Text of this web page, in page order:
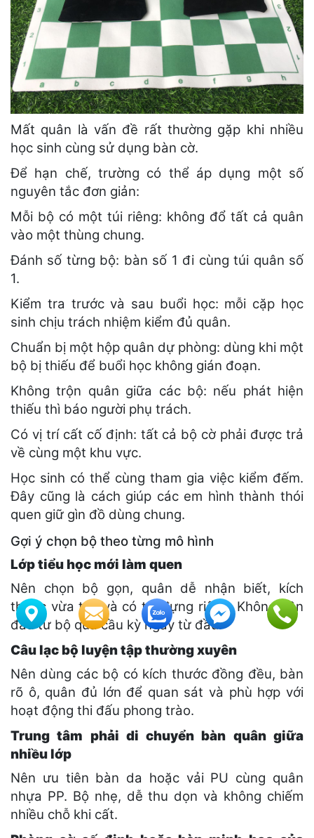
Mất quân là vấn đề rất thường gặp khi nhiều
học sinh cùng sử dụng bàn cờ.
Để hạn chế, trường có thể áp dụng một số
nguyên tắc đơn giản:
Mỗi bộ có một túi riêng: không đổ tất cả quân
vào một thùng chung.
Đánh số từng bộ: bàn số 1 đi cùng túi quân số
1.
Kiểm tra trước và sau buổi học: mỗi cặp học
sinh chịu trách nhiệm kiểm đủ quân.
Chuẩn bị một hộp quân dự phòng: dùng khi một
bộ bị thiếu để buổi học không gián đoạn.
Không trộn quân giữa các bộ: nếu phát hiện
thiếu thì báo người phụ trách.
Có vị trí cất cố định: tất cả bộ cờ phải được trả
về cùng một khu vực.
Học sinh có thể cùng tham gia việc kiểm đếm.
Đây cũng là cách giúp các em hình thành thói
quen giữ gìn đồ dùng chung.
Gợi ý chọn bộ theo từng mô hình
Lớp tiểu học mới làm quen
Nên chọn bộ gọn, quân dễ nhận biết, kích
thước vừa tay và có túi đựng riêng. Không cần
đầu tư bộ quá cầu kỳ ngay từ đầu.
Câu lạc bộ luyện tập thường xuyên
Nên dùng các bộ có kích thước đồng đều, bàn
rõ ô, quân đủ lớn để quan sát và phù hợp với
hoạt động thi đấu phong trào.
Trung tâm phải di chuyển bàn quân giữa
nhiều lớp
Nên ưu tiên bàn da hoặc vải PU cùng quân
nhựa PP. Bộ nhẹ, dễ thu dọn và không chiếm
nhiều chỗ khi cất.